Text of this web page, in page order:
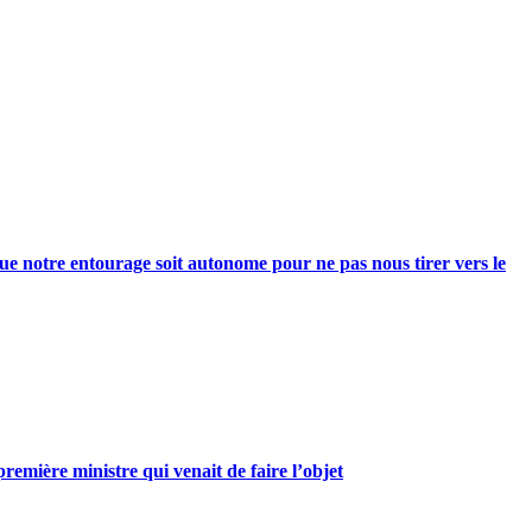
notre entourage soit autonome pour ne pas nous tirer vers le
ministre qui venait de faire l’objet